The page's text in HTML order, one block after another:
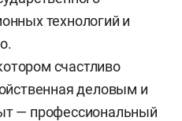
технологий и
счастливо
деловым и
— профессиональный